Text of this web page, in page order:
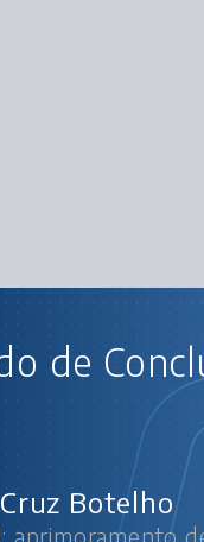
de
Botelho
aprimoramento